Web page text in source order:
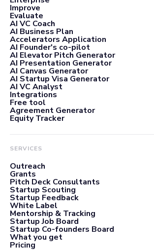
Improve
Evaluate
AI VC Coach
AI Business Plan
Accelerators Application
AI Founder's co-pilot
AI Elevator Pitch Generator
AI Presentation Generator
AI Canvas Generator
AI Startup Visa Generator
AI VC Analyst
Integrations
Free tool
Agreement Generator
Equity Tracker
SERVICES
Outreach
Grants
Pitch Deck Consultants
Startup Scouting
Startup Feedback
White Label
Mentorship & Tracking
Startup Job Board
Startup Co-founders Board
What you get
Pricing